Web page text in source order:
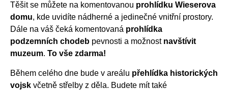
Těšit se můžete na komentovanou prohlídku Wieserova
domu, kde uvidíte nádherné a jedinečné vnitřní prostory.
Dále na váš čeká komentovaná prohlídka
podzemních chodeb pevnosti a možnost navštívit
muzeum. To vše zdarma!
Během celého dne bude v areálu přehlídka historických
vojsk včetně střelby z děla. Budete mít také